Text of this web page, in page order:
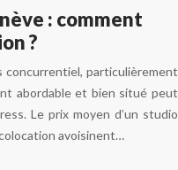
: comment
?
concurrentiel, particulièrement
abordable et bien situé peut
Le prix moyen d’un studio
avoisinent…